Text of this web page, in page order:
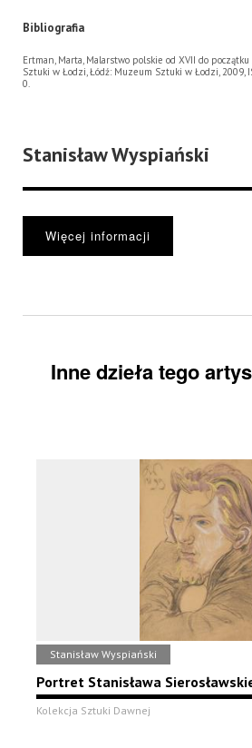
Bibliografia
Ertman, Marta, Malarstwo polskie od XVII do
Sztuki w Łodzi, Łódź: Muzeum Sztuki w Łodzi, 2009,
0.
Stanisław Wyspiański
Więcej informacji
Inne dzieła tego
Stanisław Wyspiański
Portret Stanisława
Kolekcja Sztuki Dawnej